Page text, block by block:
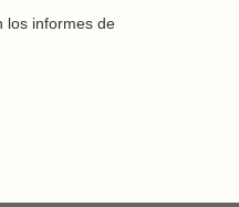
los informes de